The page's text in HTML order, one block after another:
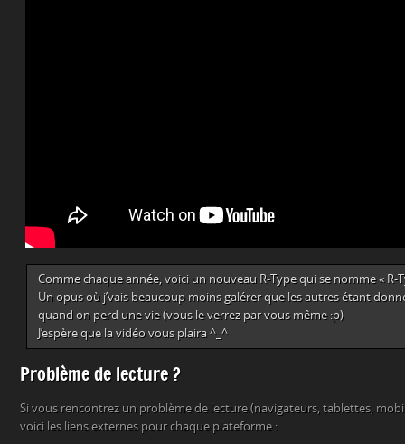
Comme chaque année, voici un nouveau R-Type qui se nomme « R-
Un opus où j’vais beaucoup moins galérer que les autres étant
quand on perd une vie (vous le verrez par vous même :p)
J’espère que la vidéo vous plaira ^_^
Problème de lecture ?
Si vous rencontrez un problème de lecture (navigateurs, tablettes,
voici les liens externes pour chaque plateforme :